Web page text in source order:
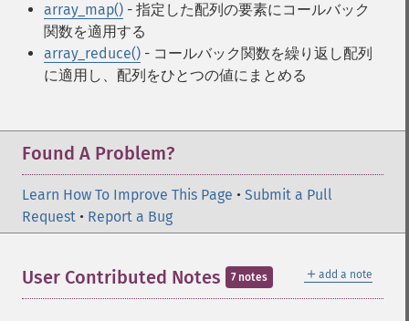
array_map() - 指定した配列の要素にコールバック
関数を適用する
array_reduce() - コールバック関数を繰り返し配列
に適用し、配列をひとつの値にまとめる
Found A Problem?
Learn How To Improve This Page • Submit a Pull
Request • Report a Bug
＋ add a note
User Contributed Notes 7 notes